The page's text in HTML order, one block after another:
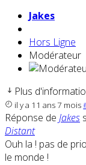
Jakes
Hors Ligne
Modérateur
Plus
il y a 11 ans 7 mois
Réponse de Jakes
Distant
Ouh la ! pas de
le monde !